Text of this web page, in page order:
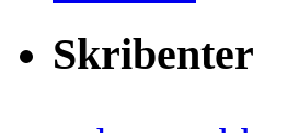
Skribenter